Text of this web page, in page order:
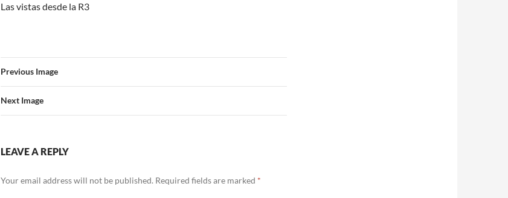
Las vistas desde la R3
Previous Image
Next Image
LEAVE A REPLY
Your email address will not be published. Required fields are marked *